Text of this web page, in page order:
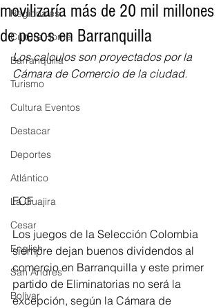
Regionales
Cultura Home
Barranquilla
Turismo
Cultura Eventos
Destacar
Deportes
Atlántico
La Guajira
Cesar
English
San Andres
Bolívar
movilizaría más de 20 mil millones
de pesos en Barranquilla
Los calculos son proyectados por la
Cámara de Comercio de la ciudad.
FCF
Los juegos de la Selección Colombia
siempre dejan buenos dividendos al
comercio en Barranquilla y este primer
partido de Eliminatorias no será la
excepción, según la Cámara de